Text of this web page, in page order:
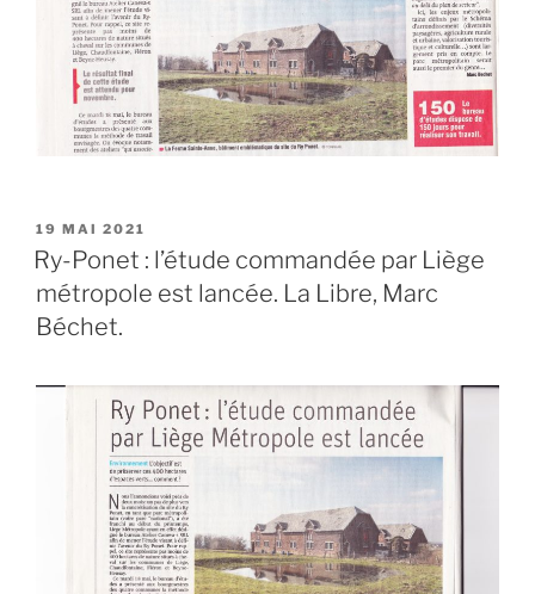
PUBLIÉ
LE
19 MAI 2021
Ry-Ponet : l’étude commandée par Liège
métropole est lancée. La Libre, Marc
Béchet.